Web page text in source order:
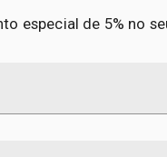
especial de 5% no